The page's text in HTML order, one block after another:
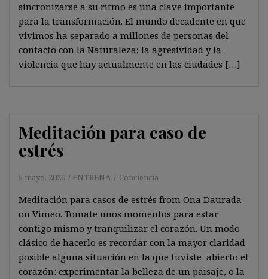
sincronizarse a su ritmo es una clave importante
para la transformación. El mundo decadente en que
vivimos ha separado a millones de personas del
contacto con la Naturaleza; la agresividad y la
violencia que hay actualmente en las ciudades […]
Meditación para caso de
estrés
5 mayo, 2020 ENTRENA Conciencia
Meditación para casos de estrés from Ona Daurada
on Vimeo. Tomate unos momentos para estar
contigo mismo y tranquilizar el corazón. Un modo
clásico de hacerlo es recordar con la mayor claridad
posible alguna situación en la que tuviste abierto el
corazón: experimentar la belleza de un paisaje, o la